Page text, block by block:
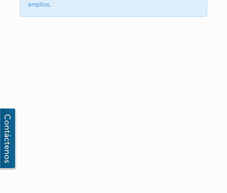
amplios.